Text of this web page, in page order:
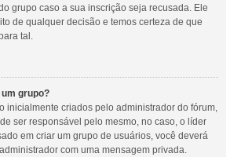
grupo caso a sua inscrição seja recusada. Ele
de qualquer decisão e temos certeza de que
tal.
grupo?
inicialmente criados pelo administrador do fórum,
ser responsável pelo mesmo, no caso, o líder
em criar um grupo de usuários, você deverá
com uma mensagem privada.